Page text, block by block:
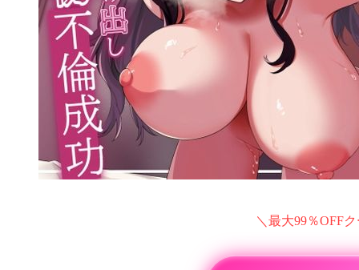
＼最大99％OFF